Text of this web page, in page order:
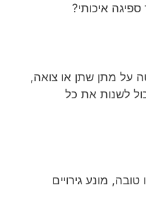
איכותי?
על מתן שתן או צואה,
לשנות את כל
מונע גירויים